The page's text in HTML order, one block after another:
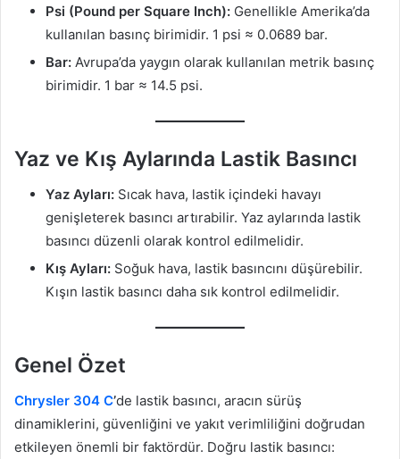
Psi (Pound per Square Inch): Genellikle Amerika’da
kullanılan basınç birimidir. 1 psi ≈ 0.0689 bar.
Bar: Avrupa’da yaygın olarak kullanılan metrik basınç
birimidir. 1 bar ≈ 14.5 psi.
Yaz ve Kış Aylarında Lastik Basıncı
Yaz Ayları: Sıcak hava, lastik içindeki havayı
genişleterek basıncı artırabilir. Yaz aylarında lastik
basıncı düzenli olarak kontrol edilmelidir.
Kış Ayları: Soğuk hava, lastik basıncını düşürebilir.
Kışın lastik basıncı daha sık kontrol edilmelidir.
Genel Özet
Chrysler 304 C’de lastik basıncı, aracın sürüş
dinamiklerini, güvenliğini ve yakıt verimliliğini doğrudan
etkileyen önemli bir faktördür. Doğru lastik basıncı: